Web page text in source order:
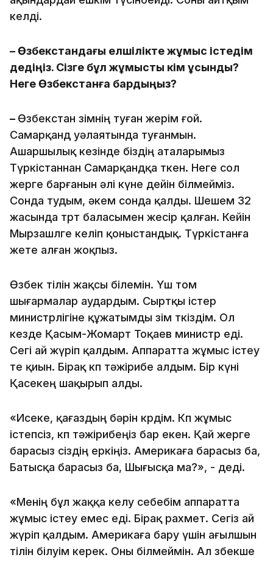
келді.
– Өзбекстандағы елшілікте жұмыс істедім
дедіңіз. Сізге бұл жұмысты кім ұсынды?
Неге Өзбекстанға бардыңыз?
– Өзбекстан өзімнің туған жерім ғой.
Самарқанд уәлаятында туғанмын.
Ашаршылық кезінде біздің аталарымыз
Түркістаннан Самарқандқа өткен. Неге сол
жерге барғанын әлі күне дейін білмейміз.
Сонда тудым, әкем сонда қалды. Шешем 32
жасында төрт баласымен жесір қалған. Кейін
Мырзашөлге келіп қоныстандық. Түркістанға
жете алған жоқпыз.
Өзбек тілін жақсы білемін. Үш том
шығармалар аудардым. Сыртқы істер
министрлігіне құжатымды өзім өткіздім. Ол
кезде Қасым-Жомарт Тоқаев министр еді.
Сегі ай жүріп қалдым. Аппаратта жұмыс істеу
өте қиын. Бірақ көп тәжірибе алдым. Бір күні
Қасекең шақырып алды.
«Исеке, қағаздың бәрін көрдім. Көп жұмыс
істепсіз, көп тәжірибеңіз бар екен. Қай жерге
барасыз сіздің еркіңіз. Америкаға барасыз ба,
Батысқа барасыз ба, Шығысқа ма?», - деді.
«Менің бұл жаққа келу себебім аппаратта
жұмыс істеу емес еді. Бірақ рахмет. Сегіз ай
жүріп қалдым. Америкаға бару үшін ағылшын
тілін білуім керек. Оны білмеймін. Ал өзбекше